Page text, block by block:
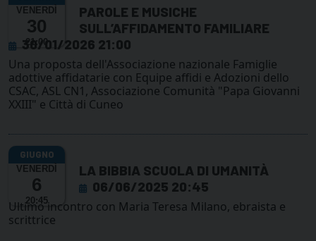
VENERDÌ
30
21:00
PAROLE E MUSICHE
SULL’AFFIDAMENTO FAMILIARE
30/01/2026 21:00
Una proposta dell'Associazione nazionale Famiglie
adottive affidatarie con Equipe affidi e Adozioni dello
CSAC, ASL CN1, Associazione Comunità "Papa Giovanni
XXIII" e Città di Cuneo
VENERDÌ
6
20:45
LA BIBBIA SCUOLA DI UMANITÀ
06/06/2025 20:45
Ultimo incontro con Maria Teresa Milano, ebraista e
scrittrice